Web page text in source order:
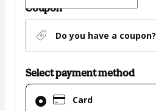
Coupon
Do you have a coupon?
Select payment method
Card
Card
selected